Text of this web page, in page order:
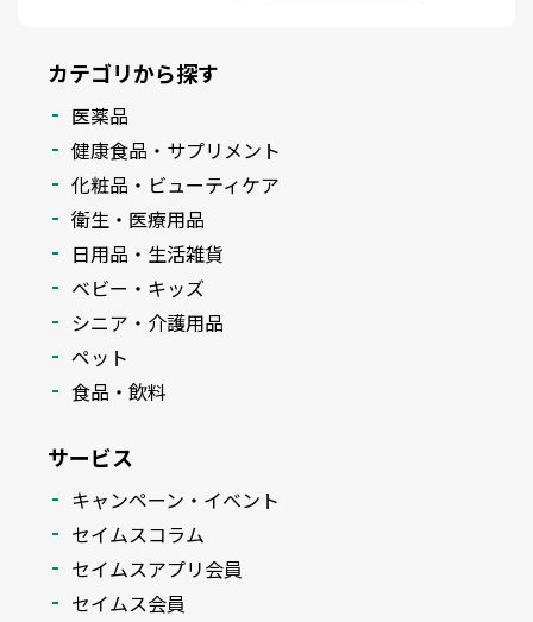
カテゴリから探す
医薬品
健康食品・サプリメント
化粧品・ビューティケア
衛生・医療用品
日用品・生活雑貨
ベビー・キッズ
シニア・介護用品
ペット
食品・飲料
サービス
キャンペーン・イベント
セイムスコラム
セイムスアプリ会員
セイムス会員